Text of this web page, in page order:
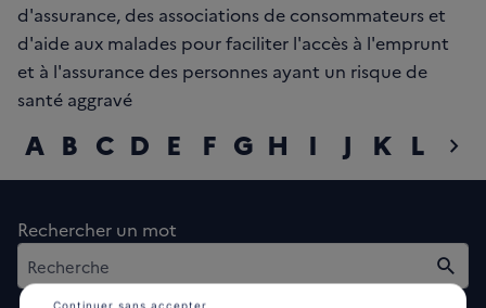
d'assurance, des associations de consommateurs et
d'aide aux malades pour faciliter l'accès à l'emprunt
et à l'assurance des personnes ayant un risque de
santé aggravé
chevron_right
A B C D E F G H I J K L M
Rechercher un mot
Continuer sans accepter